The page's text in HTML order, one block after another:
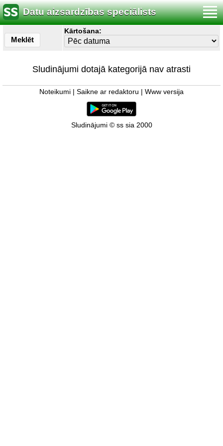
Datu aizsardzības speciālists
Meklēt
Kārtošana:
Sludinājumi dotajā kategorijā nav atrasti
Noteikumi Saikne ar redaktoru Www versija
Sludinājumi © ss sia 2000